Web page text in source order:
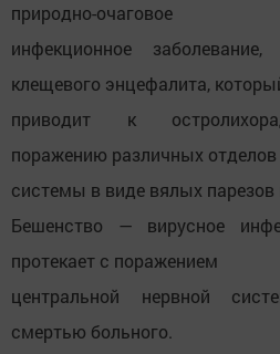
природно-очаговое
инфекционное
клещевого энцефалита,
приводит к
поражению различных отделов
системы в виде вялых парезов
Бешенство — вирусное
протекает с поражением
центральной нервной
смертью больного.